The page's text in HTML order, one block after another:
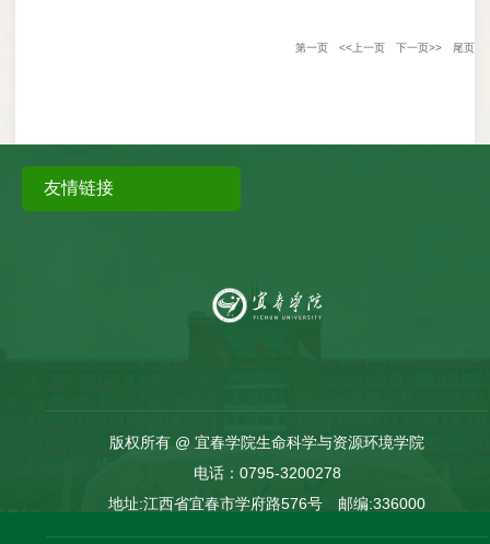
第一页 <<上一页 下一页>> 尾页
友情链接
版权所有 @ 宜春学院生命科学与资源环境学院
电话：0795-3200278
地址:江西省宜春市学府路576号 邮编:336000